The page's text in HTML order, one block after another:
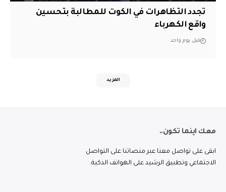
تجدد التظاهرات في الكوت للمطالبة بتحسين
واقع الكهرباء
قبل يوم واحد
المزيد
معك اينما تكون..
ابقى على تواصل معنا عبر منصاتنا على التواصل
الاجتماعي وتطبيق الرشيد على الهواتف الذكية.